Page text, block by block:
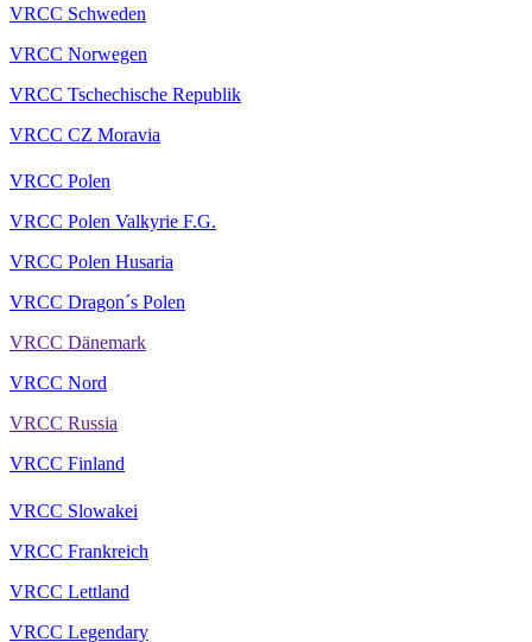
VRCC Schweden
VRCC Norwegen
VRCC Tschechische Republik
VRCC CZ Moravia
VRCC Polen
VRCC Polen Valkyrie F.G.
VRCC Polen Husaria
VRCC Dragon´s Polen
VRCC Dänemark
VRCC Nord
VRCC Russia
VRCC Finland
VRCC Slowakei
VRCC Frankreich
VRCC Lettland
VRCC Legendary